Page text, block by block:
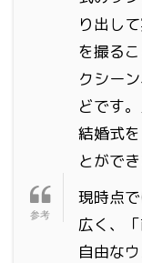
り出し
を撮る
クシー
どです
結婚式
とができ
現時点
広く、
自由な